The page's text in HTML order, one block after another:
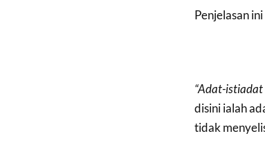
Penjelasan
“Adat-
disini ialah
tidak